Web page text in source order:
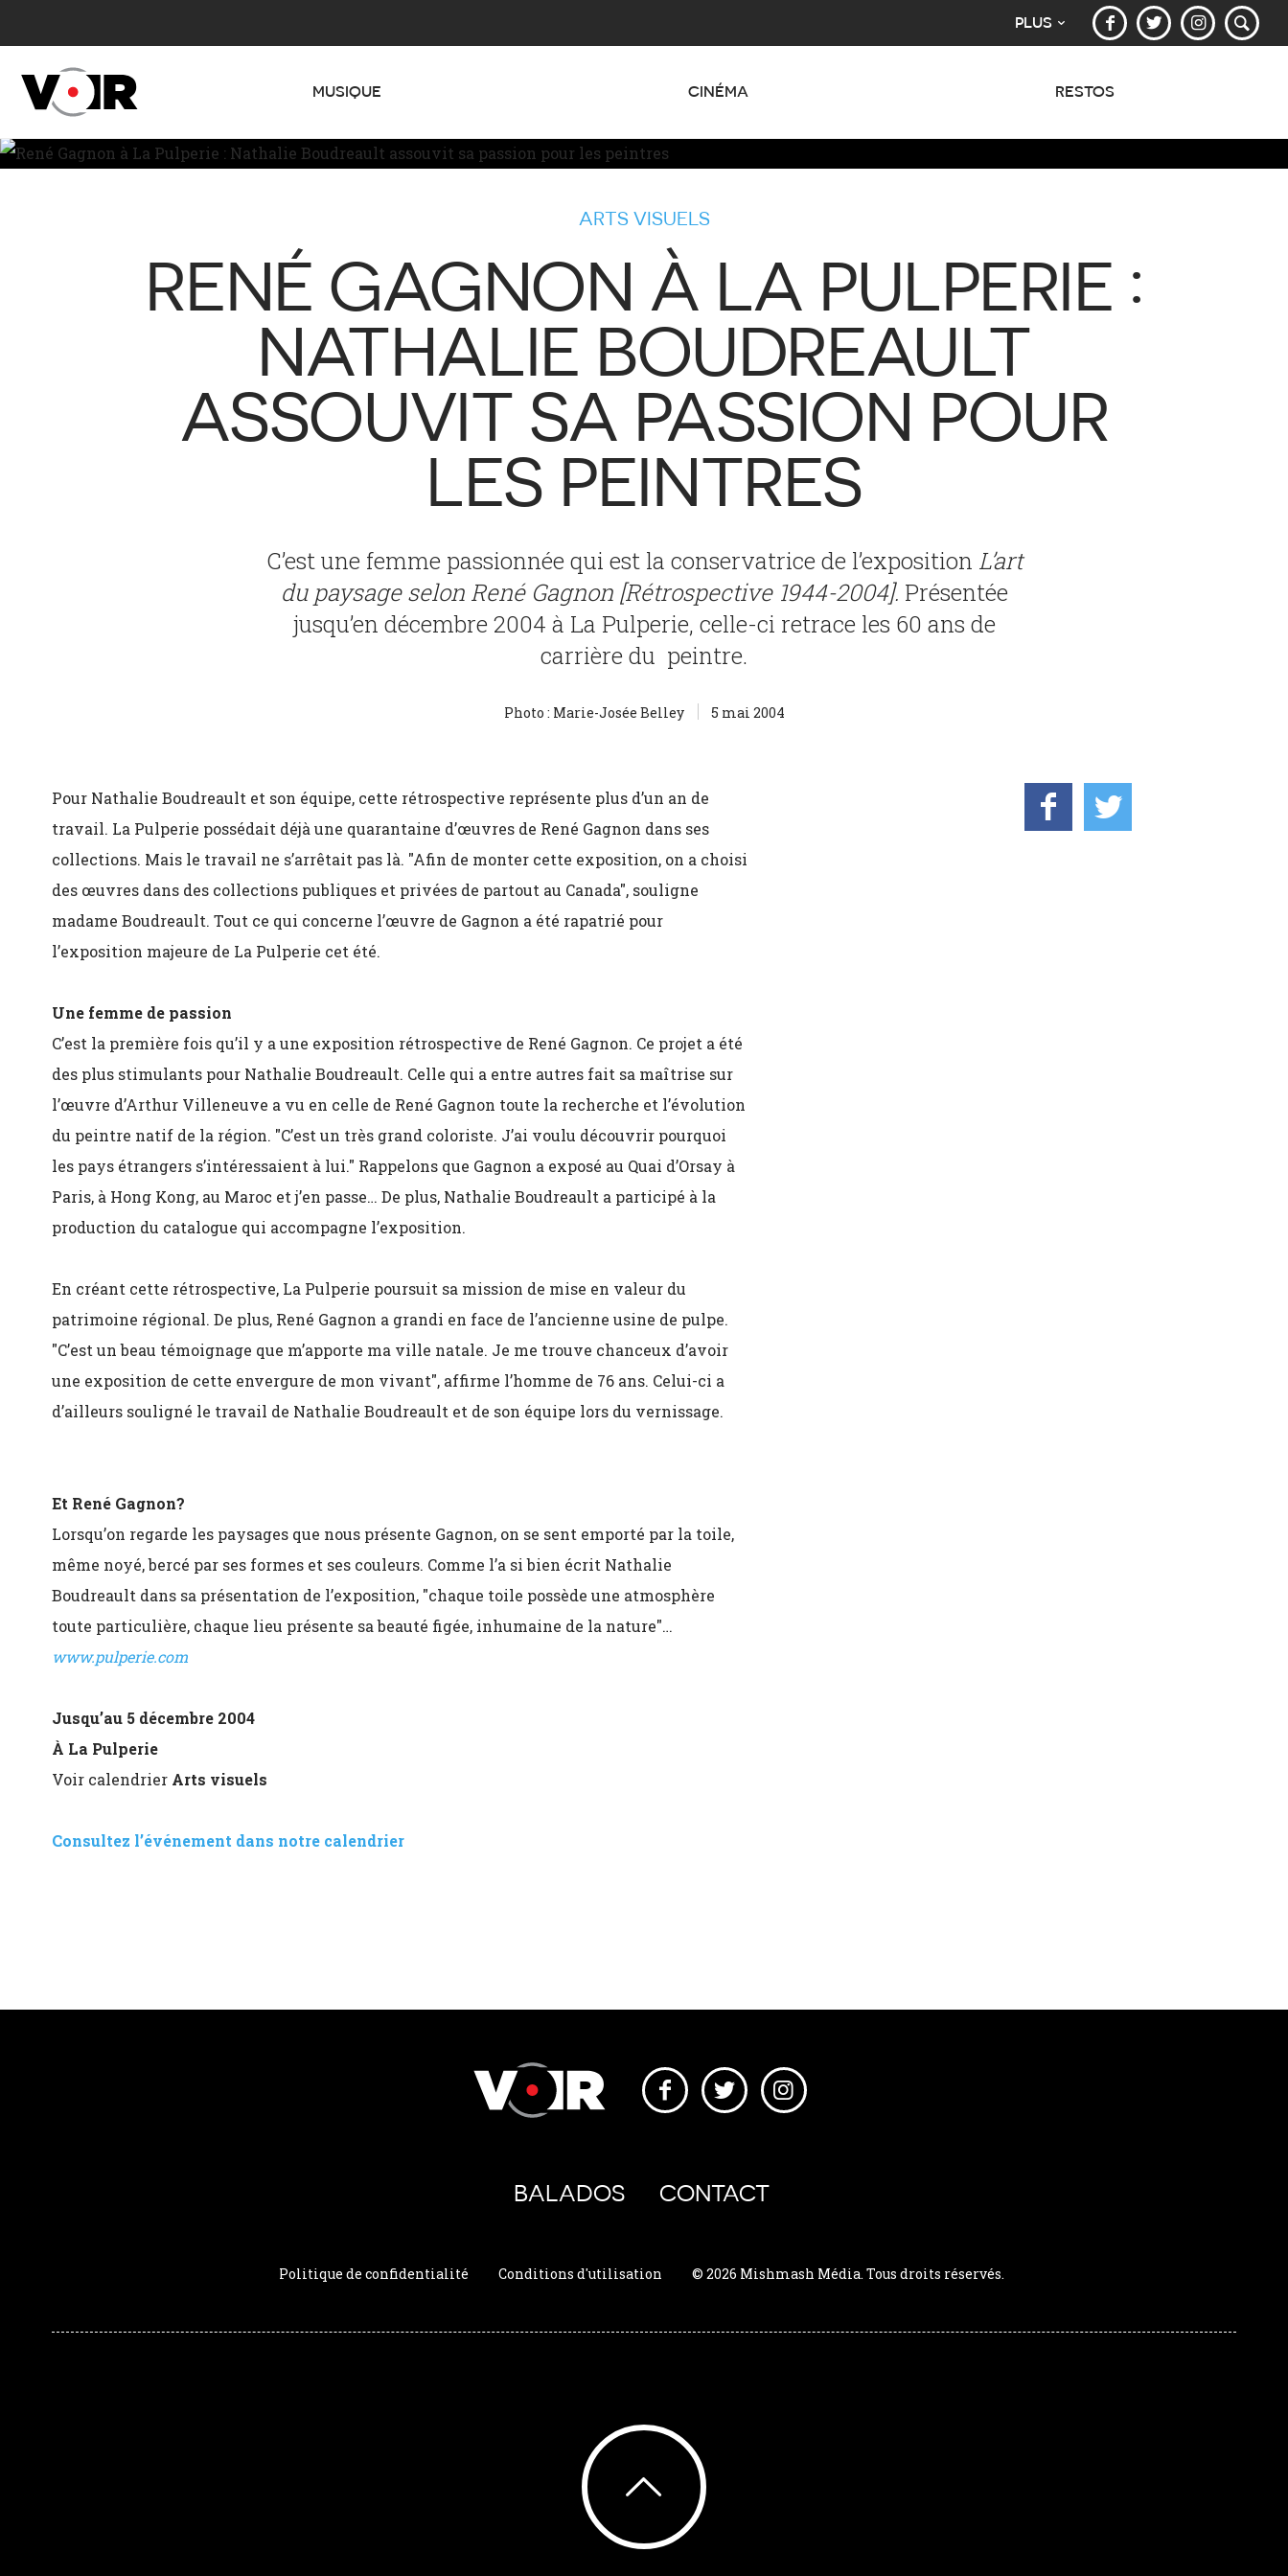
PLUS
MUSIQUE CINÉMA RESTOS
ARTS VISUELS
RENÉ GAGNON À LA PULPERIE :
NATHALIE BOUDREAULT
ASSOUVIT SA PASSION POUR
LES PEINTRES
C’est une femme passionnée qui est la conservatrice de l’exposition L’art
du paysage selon René Gagnon [Rétrospective 1944-2004]. Présentée
jusqu’en décembre 2004 à La Pulperie, celle-ci retrace les 60 ans de
carrière du peintre.
Photo : Marie-Josée Belley 5 mai 2004
Pour Nathalie Boudreault et son équipe, cette rétrospective représente plus d’un an de
travail. La Pulperie possédait déjà une quarantaine d’œuvres de René Gagnon dans ses
collections. Mais le travail ne s’arrêtait pas là. "Afin de monter cette exposition, on a choisi
des œuvres dans des collections publiques et privées de partout au Canada", souligne
madame Boudreault. Tout ce qui concerne l’œuvre de Gagnon a été rapatrié pour
l’exposition majeure de La Pulperie cet été.
Une femme de passion
C’est la première fois qu’il y a une exposition rétrospective de René Gagnon. Ce projet a été
des plus stimulants pour Nathalie Boudreault. Celle qui a entre autres fait sa maîtrise sur
l’œuvre d’Arthur Villeneuve a vu en celle de René Gagnon toute la recherche et l’évolution
du peintre natif de la région. "C’est un très grand coloriste. J’ai voulu découvrir pourquoi
les pays étrangers s’intéressaient à lui." Rappelons que Gagnon a exposé au Quai d’Orsay à
Paris, à Hong Kong, au Maroc et j’en passe… De plus, Nathalie Boudreault a participé à la
production du catalogue qui accompagne l’exposition.
En créant cette rétrospective, La Pulperie poursuit sa mission de mise en valeur du
patrimoine régional. De plus, René Gagnon a grandi en face de l’ancienne usine de pulpe.
"C’est un beau témoignage que m’apporte ma ville natale. Je me trouve chanceux d’avoir
une exposition de cette envergure de mon vivant", affirme l’homme de 76 ans. Celui-ci a
d’ailleurs souligné le travail de Nathalie Boudreault et de son équipe lors du vernissage.
Et René Gagnon?
Lorsqu’on regarde les paysages que nous présente Gagnon, on se sent emporté par la toile,
même noyé, bercé par ses formes et ses couleurs. Comme l’a si bien écrit Nathalie
Boudreault dans sa présentation de l’exposition, "chaque toile possède une atmosphère
toute particulière, chaque lieu présente sa beauté figée, inhumaine de la nature"…
www.pulperie.com
Jusqu’au 5 décembre 2004
À La Pulperie
Voir calendrier Arts visuels
Consultez l’événement dans notre calendrier
BALADOS CONTACT
Politique de confidentialité Conditions d'utilisation © 2026 Mishmash Média. Tous droits réservés.